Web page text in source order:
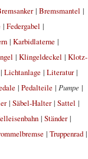
| Bremsmantel |
| Federgabel |
| Karbidlaterne|
| Klingeldeckel | Klotz-
Lichtanlage| Literatur|
| Pedalteile| Pumpe|
| Säbel-Halter| Sattel |
| Ständer|
| Truppenrad|